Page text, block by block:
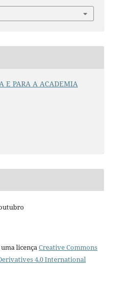
E PARA A ACADEMIA
licençaCreative Commons
4.0 International